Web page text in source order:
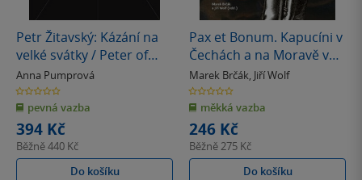
Petr Žitavský: Kázání na
velké svátky / Peter of
Zittau: Sermons on the
Principal Feasts
Anna Pumprová
0.0
z
5
hvězdiček
pevná vazba
394 Kč
Běžně440 Kč
Do košíku
Pax et Bonum. Kapucíni v
Čechách a na Moravě v
raném novověku
Marek Brčák, Jiří Wolf
0.0
z
5
hvězdiček
měkká vazba
246 Kč
Běžně275 Kč
Do košíku